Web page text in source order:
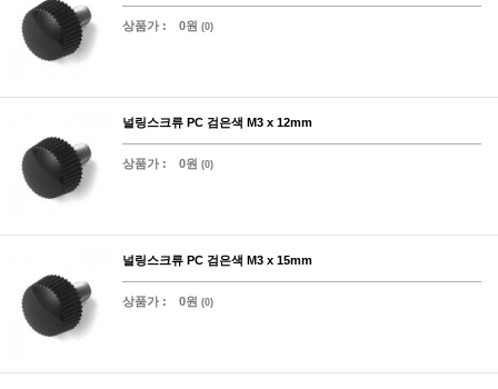
상품가 : 0원 (0)
널링스크류 PC 검은색 M3 x 12mm
상품가 : 0원 (0)
널링스크류 PC 검은색 M3 x 15mm
상품가 : 0원 (0)